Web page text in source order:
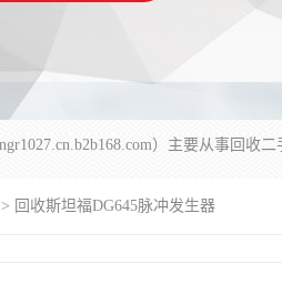
> 回收斯坦福DG645脉冲发生器